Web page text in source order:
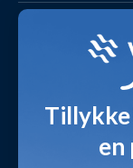
en